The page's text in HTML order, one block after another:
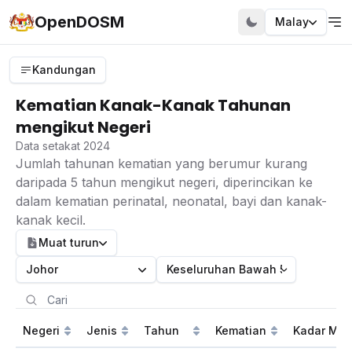
OpenDOSM Malay
Kandungan
Kematian Kanak-Kanak Tahunan
mengikut Negeri
Data setakat 2024
Jumlah tahunan kematian yang berumur kurang
daripada 5 tahun mengikut negeri, diperincikan ke
dalam kematian perinatal, neonatal, bayi dan kanak-
kanak kecil.
Muat turun
Johor
Keseluruhan Bawah 5 Tahun
Negeri Jenis Tahun Kematian Kadar